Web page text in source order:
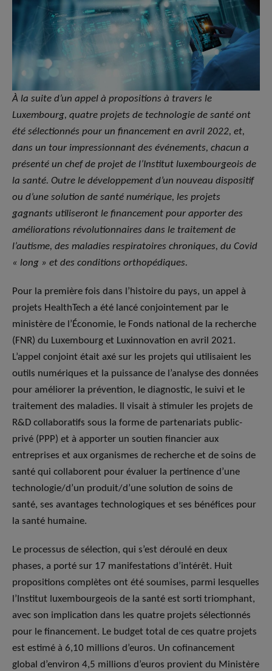
À la suite d’un appel à propositions à travers le
Luxembourg, quatre projets de technologie de santé ont
été sélectionnés pour un financement en avril 2022, et,
dans un tour impressionnant des événements, chacun a
présenté un chef de projet de l’Institut luxembourgeois de
la santé. Outre le développement d’un nouveau dispositif
ou d’une solution de santé numérique, les projets
gagnants utiliseront le financement pour apporter des
améliorations révolutionnaires dans le traitement de
l’autisme, des maladies respiratoires chroniques, du Covid
« long » et des conditions orthopédiques.
Pour la première fois dans l’histoire du pays, un appel à
projets HealthTech a été lancé conjointement par le
ministère de l’Économie, le Fonds national de la recherche
(FNR) du Luxembourg et Luxinnovation en avril 2021.
L’appel conjoint était axé sur les projets qui utilisaient les
outils numériques et la puissance de l’analyse des données
pour améliorer la prévention, le diagnostic, le suivi et le
traitement des maladies. Il visait à stimuler les projets de
R&D collaboratifs sous la forme de partenariats public-
privé (PPP) et à apporter un soutien financier aux
entreprises et aux organismes de recherche et de soins de
santé qui collaborent pour évaluer la pertinence d’une
technologie/d’un produit/d’une solution de soins de
santé, ses avantages technologiques et ses bénéfices pour
la santé humaine.
Le processus de sélection, qui s’est déroulé en deux
phases, a porté sur 17 manifestations d’intérêt. Huit
propositions complètes ont été soumises, parmi lesquelles
l’Institut luxembourgeois de la santé est sorti triomphant,
avec son implication dans les quatre projets sélectionnés
pour le financement. Le budget total de ces quatre projets
est estimé à 6,10 millions d’euros. Un cofinancement
global d’environ 4,5 millions d’euros provient du Ministère